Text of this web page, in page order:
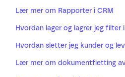
Lær mer om Rapporter i CRM
Hvordan lager og lagrer jeg filter
Hvordan sletter jeg kunder og
Lær mer om dokumentfletting